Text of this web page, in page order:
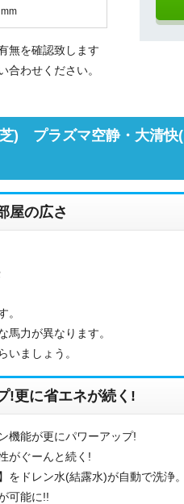
無を確認致します
合わせください。
) プラズマ空静・大清
屋の広さ
。
馬力が異なります。
いましょう。
!更に省エネが続く!
機能が更にパワーアップ!
がぐーんと続く!
ドレン水(結露水)が自動で洗浄。
可能に!!
名前
話番号
ールアドレス
問合せ内容
選択ください)